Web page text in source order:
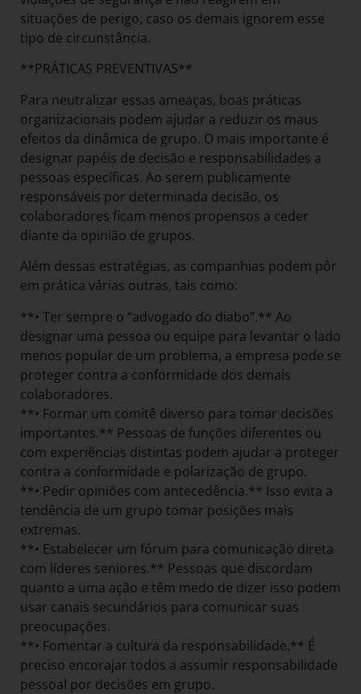
situações de perigo, caso os demais ignorem esse
tipo de circunstância.
**PRÁTICAS PREVENTIVAS**
Para neutralizar essas ameaças, boas práticas
organizacionais podem ajudar a reduzir os maus
efeitos da dinâmica de grupo. O mais importante é
designar papéis de decisão e responsabilidades a
pessoas específicas. Ao serem publicamente
responsáveis por determinada decisão, os
colaboradores ficam menos propensos a ceder
diante da opinião de grupos.
Além dessas estratégias, as companhias podem pôr
em prática várias outras, tais como:
**• Ter sempre o “advogado do diabo”.** Ao
designar uma pessoa ou equipe para levantar o lado
menos popular de um problema, a empresa pode se
proteger contra a conformidade dos demais
colaboradores.
**• Formar um comitê diverso para tomar decisões
importantes.** Pessoas de funções diferentes ou
com experiências distintas podem ajudar a proteger
contra a conformidade e polarização de grupo.
**• Pedir opiniões com antecedência.** Isso evita a
tendência de um grupo tomar posições mais
extremas.
**• Estabelecer um fórum para comunicação direta
com líderes seniores.** Pessoas que discordam
quanto a uma ação e têm medo de dizer isso podem
usar canais secundários para comunicar suas
preocupações.
**• Fomentar a cultura da responsabilidade.** É
preciso encorajar todos a assumir responsabilidade
pessoal por decisões em grupo.